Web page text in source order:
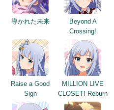
導かれた未来
Beyond A
Crossing!
Raise a Good
Sign
MILLION LIVE
CLOSET! Reburn